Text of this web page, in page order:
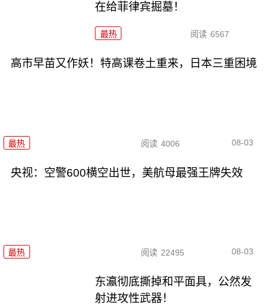
在给菲律宾掘墓！
最热 阅读 6567
高市早苗又作妖！特高课卷土重来，日本三重困境
最热 阅读 4006 08-03
央视：空警600横空出世，美航母最强王牌失效
最热 阅读 22495 08-03
东瀛彻底撕掉和平面具，公然发
射进攻性武器！